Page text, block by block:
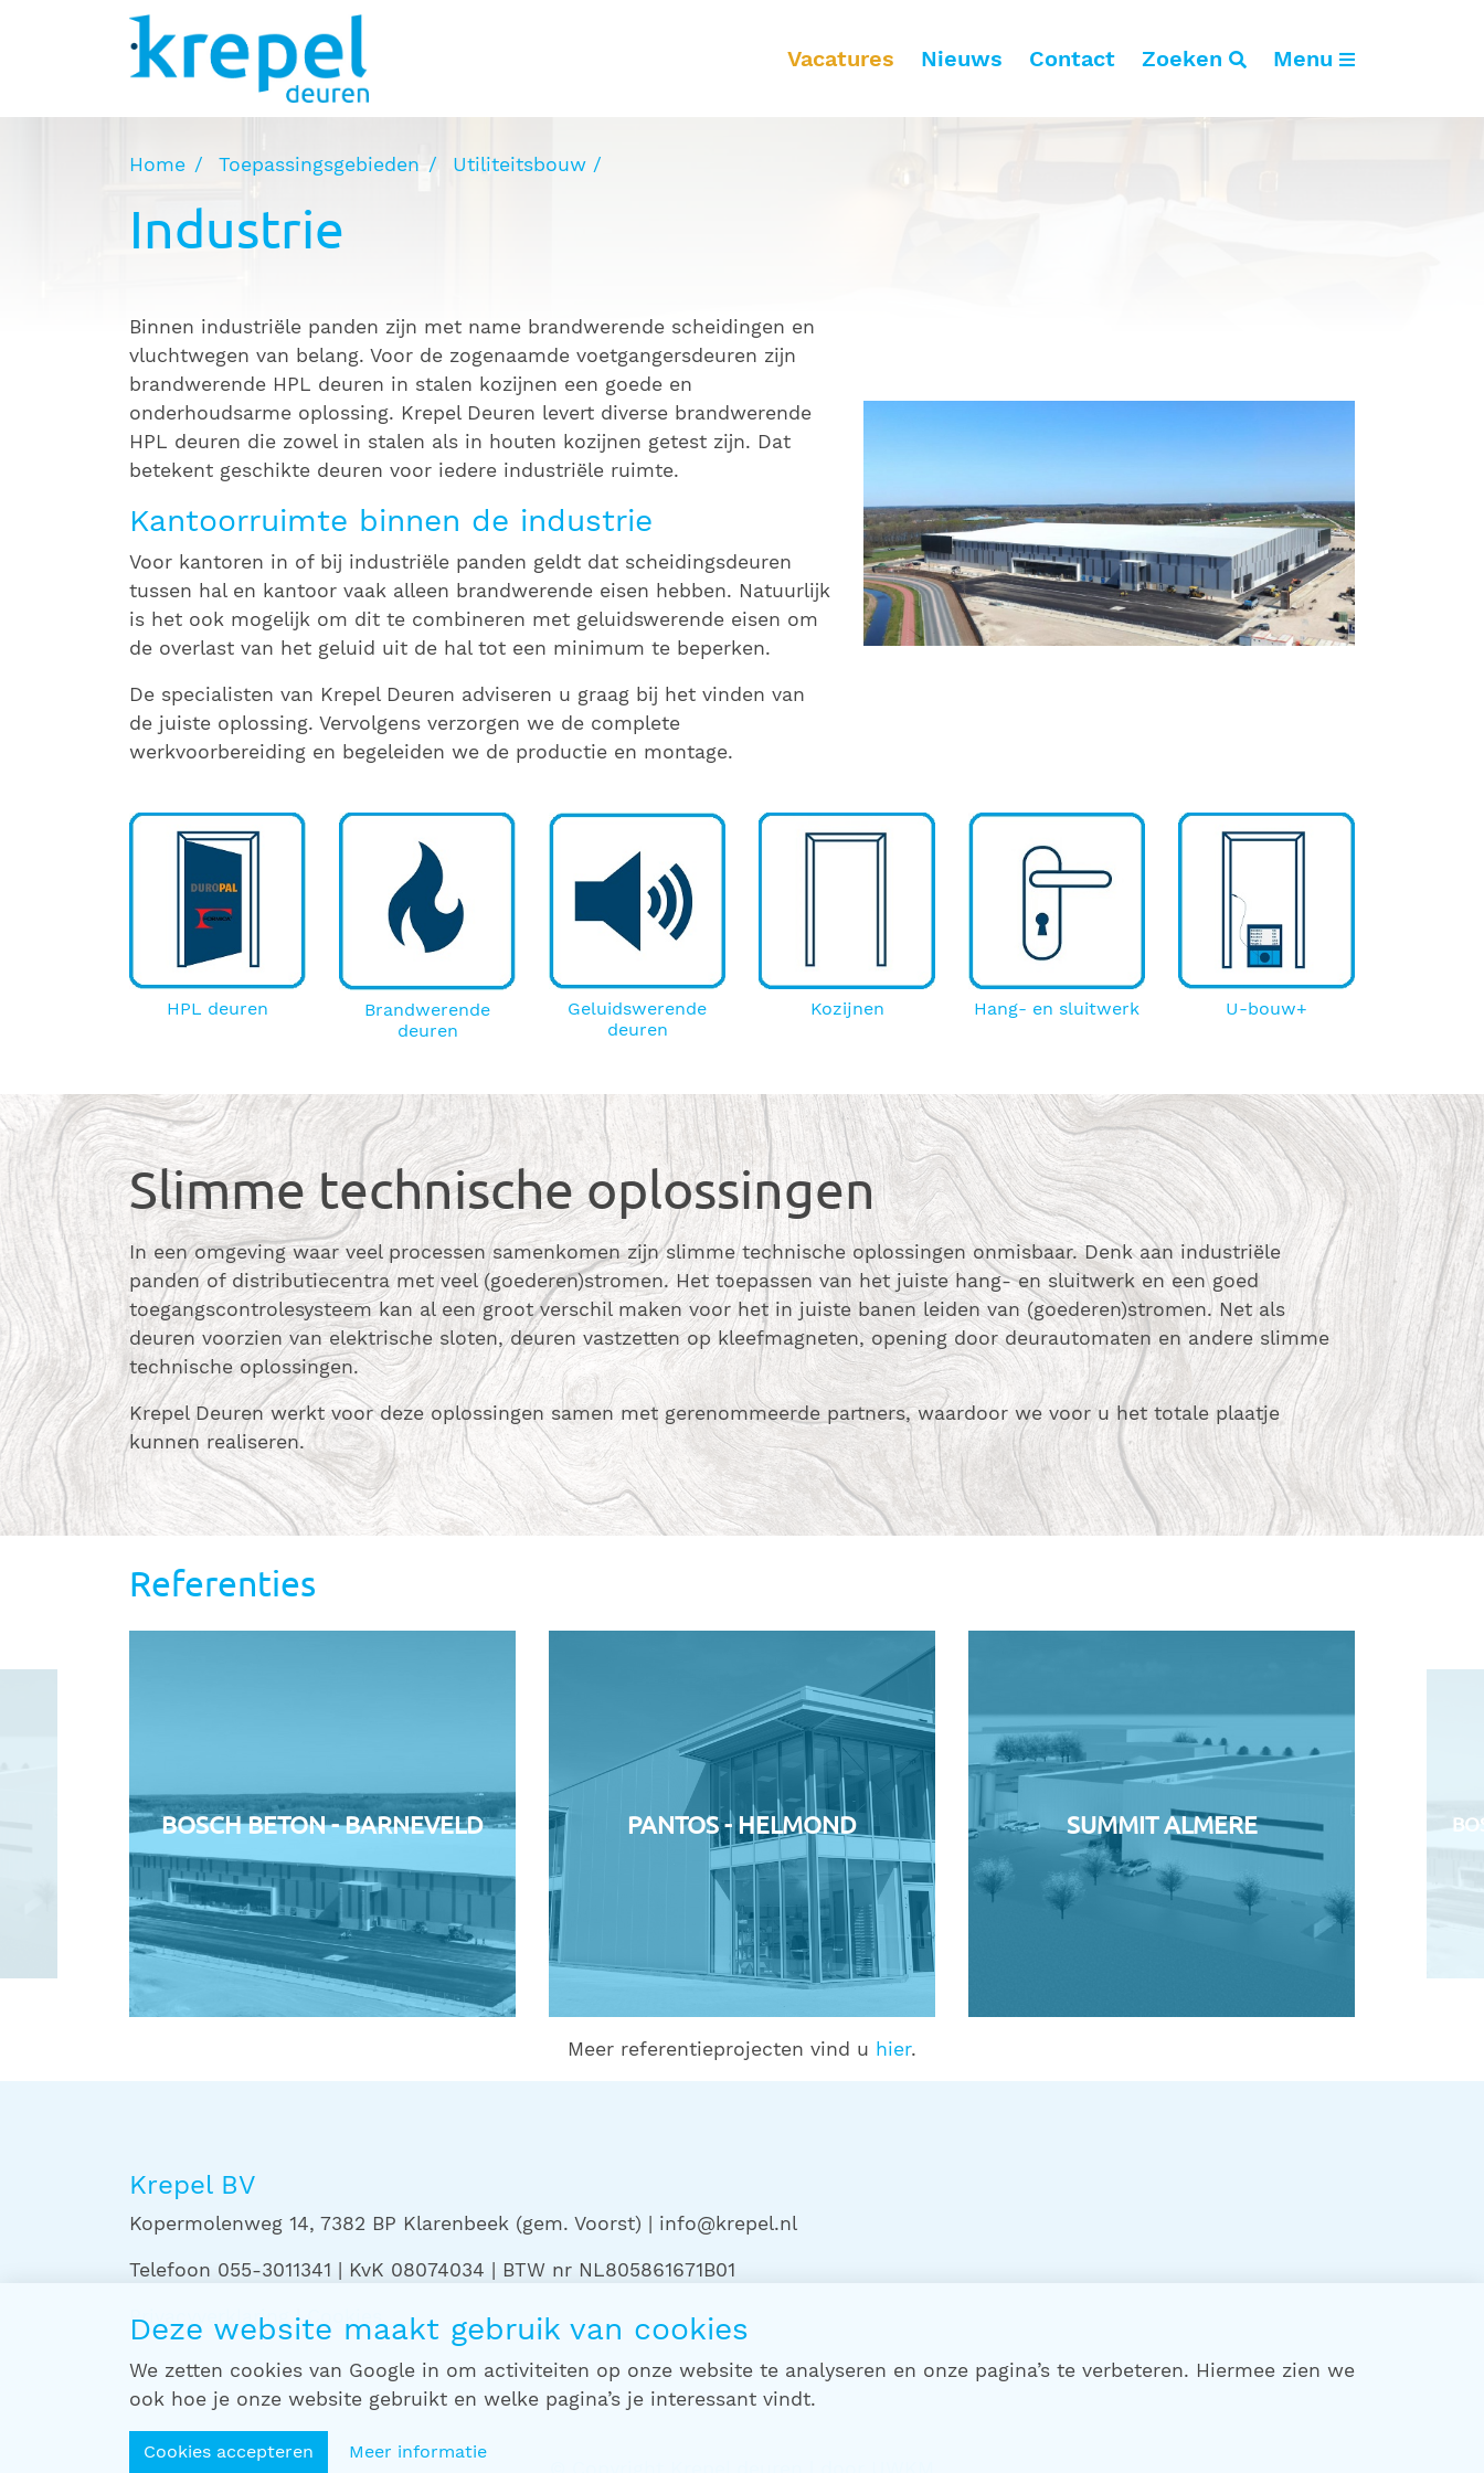
Vacatures Nieuws Contact Zoeken Menu
Toepassingsgebieden
Producten
Concepten en montage
Projecten
Downloads
Vacatures
Nieuws
Dealers
Contact
Toepassingsgebieden
Woningen
Home Toepassingsgebieden Utiliteitsbouw
Industrie
Binnen industriële panden zijn met name brandwerende scheidingen en
vluchtwegen van belang. Voor de zogenaamde voetgangersdeuren zijn
brandwerende HPL deuren in stalen kozijnen een goede en
onderhoudsarme oplossing. Krepel Deuren levert diverse brandwerende
HPL deuren die zowel in stalen als in houten kozijnen getest zijn. Dat
betekent geschikte deuren voor iedere industriële ruimte.
Kantoorruimte binnen de industrie
Voor kantoren in of bij industriële panden geldt dat scheidingsdeuren
tussen hal en kantoor vaak alleen brandwerende eisen hebben. Natuurlijk
is het ook mogelijk om dit te combineren met geluidswerende eisen om
de overlast van het geluid uit de hal tot een minimum te beperken.
De specialisten van Krepel Deuren adviseren u graag bij het vinden van
de juiste oplossing. Vervolgens verzorgen we de complete
werkvoorbereiding en begeleiden we de productie en montage.
HPL deuren
Brandwerende
deuren
Geluidswerende
deuren
Kozijnen Hang- en sluitwerk U-bouw+
Slimme technische oplossingen
In een omgeving waar veel processen samenkomen zijn slimme technische oplossingen onmisbaar. Denk aan industriële
panden of distributiecentra met veel (goederen)stromen. Het toepassen van het juiste hang- en sluitwerk en een goed
toegangscontrolesysteem kan al een groot verschil maken voor het in juiste banen leiden van (goederen)stromen. Net als
deuren voorzien van elektrische sloten, deuren vastzetten op kleefmagneten, opening door deurautomaten en andere slimme
technische oplossingen.
Krepel Deuren werkt voor deze oplossingen samen met gerenommeerde partners, waardoor we voor u het totale plaatje
kunnen realiseren.
Referenties
BOSCH BETON - BARNEVELD PANTOS - HELMOND SUMMIT ALMERE
Meer referentieprojecten vind u hier.
Krepel BV
Kopermolenweg 14, 7382 BP Klarenbeek (gem. Voorst) | info@krepel.nl
Telefoon 055-3011341 | KvK 08074034 | BTW nr NL805861671B01
Privacyverklaring |Cookies
Deze website maakt gebruik van cookies
We zetten cookies van Google in om activiteiten op onze website te analyseren en onze pagina’s te verbeteren. Hiermee zien we
ook hoe je onze website gebruikt en welke pagina’s je interessant vindt.
Cookies accepteren Meer informatie